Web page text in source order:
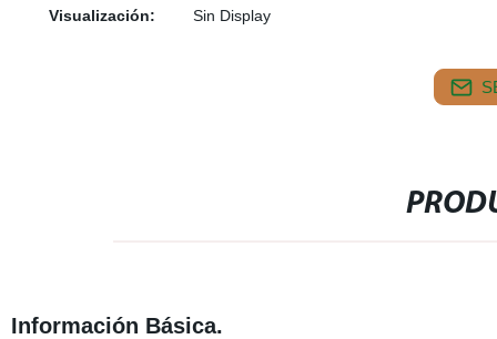
Visualización:
Sin Display
Información Básica.